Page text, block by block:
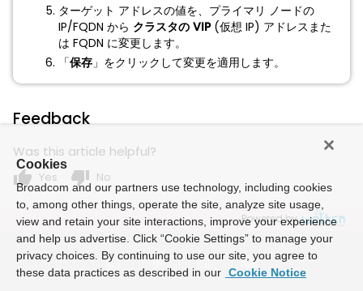
ターゲット アドレスの値を、プライマリ ノードの
IP/FQDN から クラスタの VIP(仮想 IP) アドレスまた
は FQDN に変更します。
「保存」をクリックして変更を適用します。
Feedback
Was this article helpful?
thumb_up Yes thumb_down No
Powered by
Cookies
Broadcom and our partners use technology, including cookies
to, among other things, operate the site, analyze site usage,
view and retain your site interactions, improve your experience
and help us advertise. Click “Cookie Settings” to manage your
privacy choices. By continuing to use our site, you agree to
these data practices as described in our Cookie Notice